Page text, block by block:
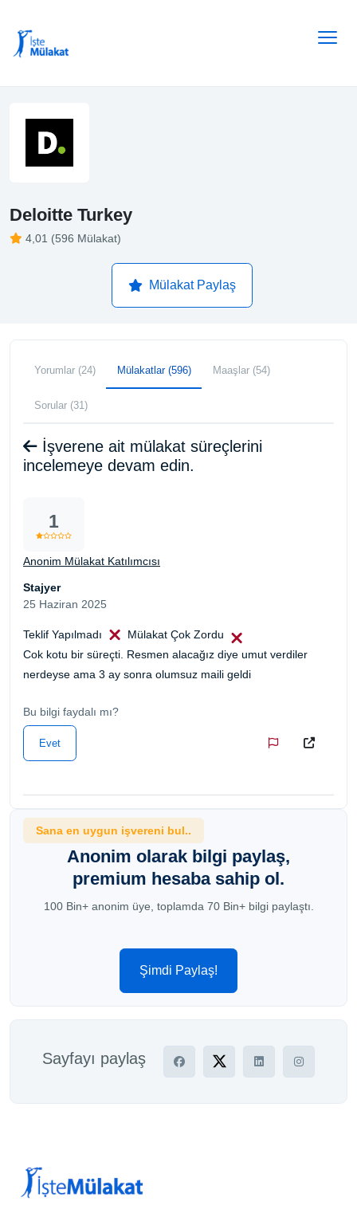
Deloitte Turkey
4,01 (596 Mülakat)
Mülakat Paylaş
Yorumlar (24) Mülakatlar (596) Maaşlar (54)
Sorular (31)
İşverene ait mülakat süreçlerini
incelemeye devam edin.
1
Anonim Mülakat Katılımcısı
Stajyer
25 Haziran 2025
Teklif Yapılmadı
Mülakat Çok Zordu
Cok kotu bir süreçti. Resmen alacağız diye umut verdiler
nerdeyse ama 3 ay sonra olumsuz maili geldi
Bu bilgi faydalı mı?
Evet
Sana en uygun işvereni bul..
Anonim olarak bilgi paylaş,
premium hesaba sahip ol.
100 Bin+ anonim üye, toplamda 70 Bin+ bilgi paylaştı.
Şimdi Paylaş!
Sayfayı paylaş